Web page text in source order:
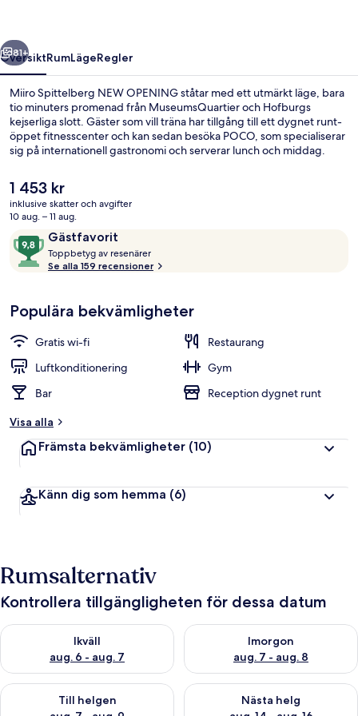
Nästa
81+
ÖversiktRumLägeRegler
Miiro Spittelberg NEW OPENING ståtar med ett utmärkt läge, bara
tio minuters promenad från MuseumsQuartier och Hofburgs
kejserliga slott. Gäster som vill träna har tillgång till ett dygnet runt-
öppet fitnesscenter och kan sedan besöka POCO, som specialiserar
sig på internationell gastronomi och serverar lunch och middag.
snackbar/deli. Resenärer brukar tala mycket väl om den hjälpsamma
personalen och läget. Kollektivtrafik finns i närheten. Till Stiftgasse
spårvagnshållplats tar det 2 minuter att gå och till Volkstheater U-
Bahn är det 4 minuter.
Det
nuvarande
priset
1 453 kr
1 453 kr
inklusive skatter och avgifter
10 aug. – 11 aug.
RecensionerGästfavorit
9,8
av
10,
Toppbetyg av resenärer
o
b
r
e
n
Se alla 159 recensioner
Populära bekvämligheter
Gratis wi-fi
Restaurang
Luftkonditionering
Gym
Bar
Reception dygnet runt
Visa alla
Främsta bekvämligheter (10)
Känn dig som hemma (6)
Rumsalternativ
Kontrollera tillgängligheten för dessa datum
Ikväll
aug. 6 - aug. 7
Kontrollera tillgängligheten för ikväll aug. 6 - aug. 7
Imorgon
aug. 7 - aug. 8
Kontrollera tillgängligheten
Till helgen
Kontrollera tillgängligheten för den här helgen aug. 7 - aug. 9
Nästa helg
Kontrollera tillgängligheten